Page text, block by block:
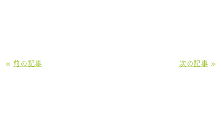
« 前の記事 次の記事 »